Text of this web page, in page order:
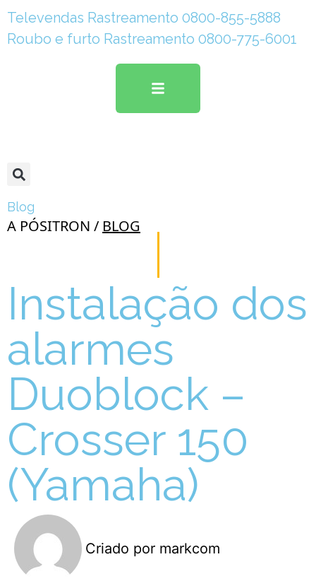
Televendas Rastreamento 0800-855-5888
Roubo e furto Rastreamento 0800-775-6001
Blog
A PÓSITRON / BLOG
Instalação dos
alarmes
Duoblock –
Crosser 150
(Yamaha)
Criado por markcom